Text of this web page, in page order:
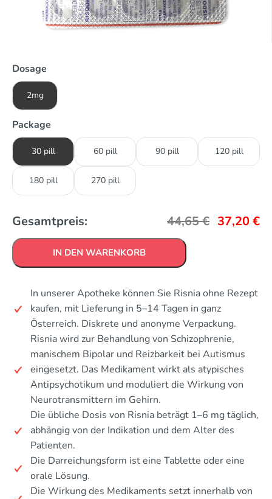
Dosage
2mg
Package
30 pill 60 pill 90 pill 120 pill
180 pill 270 pill
Gesamtpreis: 44,65€ 37,20€
IN DEN WARENKORB
In unserer Apotheke können Sie Risnia ohne Rezept
kaufen, mit Lieferung in 5–14 Tagen in ganz
Österreich. Diskrete und anonyme Verpackung.
Risnia wird zur Behandlung von Schizophrenie,
manischem Bipolar und Reizbarkeit bei Autismus
eingesetzt. Das Medikament wirkt als atypisches
Antipsychotikum und moduliert die Wirkung von
Neurotransmittern im Gehirn.
Die übliche Dosis von Risnia beträgt 1–6 mg täglich,
abhängig von der Indikation und dem Alter des
Patienten.
Die Darreichungsform ist eine Tablette oder eine
orale Lösung.
Die Wirkung des Medikaments setzt innerhalb von